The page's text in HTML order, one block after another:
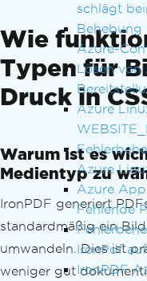
schlägt
Behebung
Azure-
Lösen von
Azure
Azure
Azure App
Fehlende
IronPdf
IronPDF
Wie
Typen für
Druck in
Warum ist es
Medientyp zu
IronPDF generiert
standardmäßig ein
umwandeln. Dies ist
weniger gut